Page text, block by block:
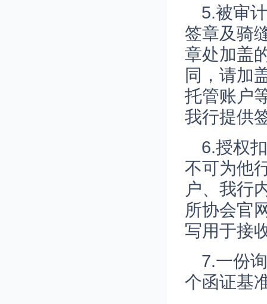
5.被审
签章及骑
章处加盖
同，请加
托管账户
我行提供
6.授权
不可为他
户、我行
所协会官
写用于接
7.一份
个函证基